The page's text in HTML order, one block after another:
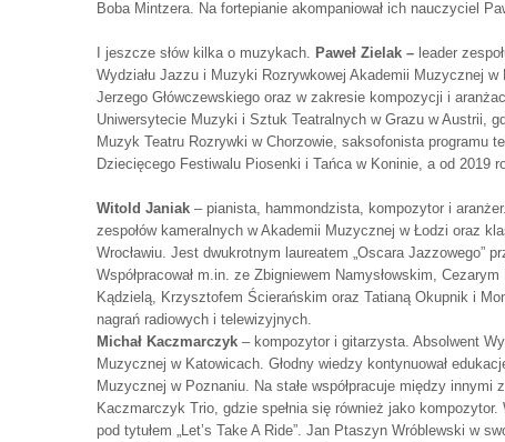
Boba Mintzera. Na fortepianie akompaniował ich nauczyciel
I jeszcze słów kilka o muzykach. Paweł Zielak – leader
Wydziału Jazzu i Muzyki Rozrywkowej Akademii Muzycznej
Jerzego Główczewskiego oraz w zakresie kompozycji i
Uniwersytecie Muzyki i Sztuk Teatralnych w Grazu w Austrii,
Muzyk Teatru Rozrywki w Chorzowie, saksofonista programu
Dziecięcego Festiwalu Piosenki i Tańca w Koninie, a od 2019
Witold Janiak – pianista, hammondzista, kompozytor i
zespołów kameralnych w Akademii Muzycznej w Łodzi oraz
Wrocławiu. Jest dwukrotnym laureatem „Oscara Jazzowego”
Współpracował m.in. ze Zbigniewem Namysłowskim,
Kądzielą, Krzysztofem Ścierańskim oraz Tatianą Okupnik i
nagrań radiowych i telewizyjnych.
Michał Kaczmarczyk – kompozytor i gitarzysta. Absolwent
Muzycznej w Katowicach. Głodny wiedzy kontynuował
Muzycznej w Poznaniu. Na stałe współpracuje między
Kaczmarczyk Trio, gdzie spełnia się również jako
pod tytułem „Let’s Take A Ride”. Jan Ptaszyn Wróblewski w